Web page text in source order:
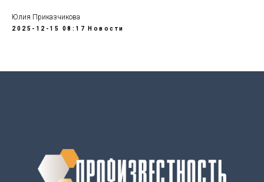
Юлия Приказчикова
2025-12-15 08:17 Новости